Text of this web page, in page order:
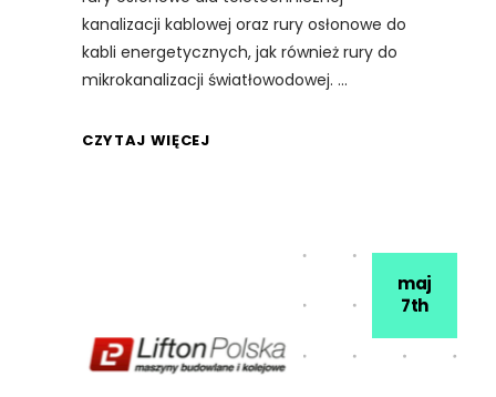
kanalizacji kablowej oraz rury osłonowe do
kabli energetycznych, jak również rury do
mikrokanalizacji światłowodowej.
CZYTAJ WIĘCEJ
maj
7th